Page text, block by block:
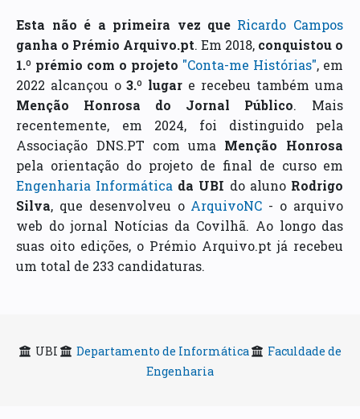
Esta não é a primeira vez que Ricardo Campos
ganha o Prémio Arquivo.pt. Em 2018, conquistou o
1.º prémio com o projeto "Conta-me Histórias", em
2022 alcançou o3.º lugar e recebeu também uma
Menção Honrosa do Jornal Público. Mais
recentemente, em 2024, foi distinguido pela
Associação DNS.PT com uma Menção Honrosa
pela orientação do projeto de final de curso em
Engenharia Informática da UBI do aluno Rodrigo
Silva, que desenvolveu o ArquivoNC - o arquivo
web do jornal Notícias da Covilhã. Ao longo das
suas oito edições, o Prémio Arquivo.pt já recebeu
um total de 233 candidaturas.
UBI Departamento de Informática
Faculdade de
Engenharia